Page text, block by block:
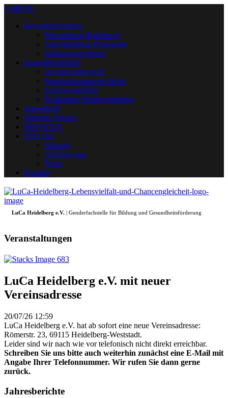
+ MENU
Gewaltprävention
Präventions-Workshops
Anti-Mobbing-Programm
Stärkungsangebote
Jugendberufshilfe
Angebotsübersicht
Berufsinformations-börse
Schulworkshops
Evaluation Schulworkshops
Jugendtreff
Weaving Stories
MOVETIA
Über uns
Satzung
Arbeitsweise
Team
Kontakt
LuCa Heidelberg e.V. | Genderfachstelle für Bildung und Gesundheitsförderung
Veranstaltungen
LuCa Heidelberg e.V. mit neuer
Vereinsadresse
20/07/26 12:59
LuCa Heidelberg e.V. hat ab sofort eine neue Vereinsadresse:
Römerstr. 23, 69115 Heidelberg-Weststadt.
Leider sind wir nach wie vor telefonisch nicht direkt erreichbar.
Schreiben Sie uns bitte auch weiterhin zunächst eine E-Mail mit
Angabe Ihrer Telefonnummer. Wir rufen Sie dann gerne
zurück.
Jahresberichte